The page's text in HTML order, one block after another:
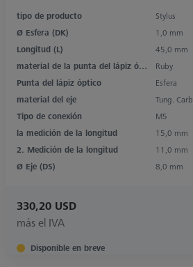
tipo de producto
Stylus
Ø Esfera (DK)
1,0 mm
Longitud (L)
45,0 mm
material de la punta del lápiz óptico
Ruby
Punta del lápiz óptico
Esfera
material del eje
Tung. Carb
Tipo de conexión
M5
la medición de la longitud
15,0 mm
2. Medición de la longitud
11,0 mm
Ø Eje (DS)
8,0 mm
330,20 USD
más el IVA
Disponible en breve